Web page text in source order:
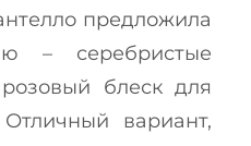
предложила
– серебристые
блеск для
вариант,